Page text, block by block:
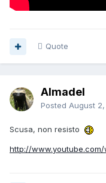
Quote
Almadel
Posted August 2,
Scusa, non resisto
http://www.youtube.com/